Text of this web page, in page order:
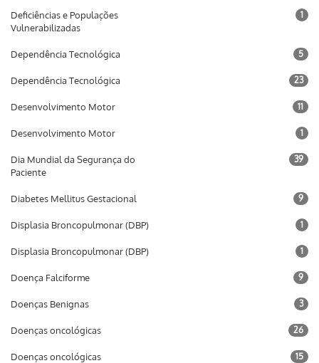
Deficiências e Populações
Vulnerabilizadas
1
Dependência Tecnológica 5
Dependência Tecnológica 23
Desenvolvimento Motor 11
Desenvolvimento Motor 1
Dia Mundial da Segurança do
Paciente
39
Diabetes Mellitus Gestacional 9
Displasia Broncopulmonar (DBP) 1
Displasia Broncopulmonar (DBP) 1
Doença Falciforme 9
Doenças Benignas 3
Doenças oncológicas 26
Doenças oncológicas 15